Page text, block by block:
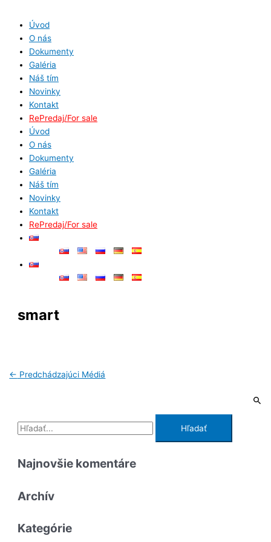
Úvod
O nás
Dokumenty
Galéria
Náš tím
Novinky
Kontakt
RePredaj/For sale
Úvod
O nás
Dokumenty
Galéria
Náš tím
Novinky
Kontakt
RePredaj/For sale
smart
← Predchádzajúci Médiá
y
h
d
a
ť
Najnovšie komentáre
Archív
Kategórie